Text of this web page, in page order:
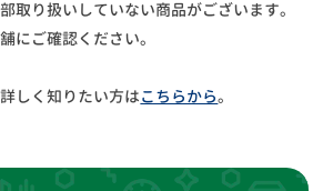
取り扱いしていない商品がございます。
にご確認ください。
しく知りたい方はこちらから。